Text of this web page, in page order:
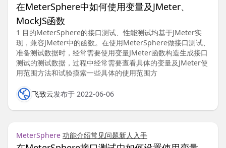
在MeterSphere中如何使用变量及JMeter、
MockJS函数
1 目的MeterSphere的接口测试、性能测试均基于JMeter实
现，兼容JMeter中的函数。在使用MeterSphere做接口测试、
准备测试数据时，经常需要使用变量JMeter函数构造生成接口
测试的测试数据，过程中经常需要查看具体的变量及JMeter使
用范围方法和试验摸索一些具体的使用范围方
飞致云发布于 2022-06-06
MeterSphere 功能介绍常见问题新人入手